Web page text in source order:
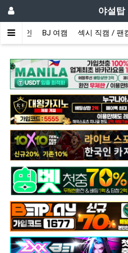
야설탑
메인 BJ 여캠 섹시 직캠 / 팬